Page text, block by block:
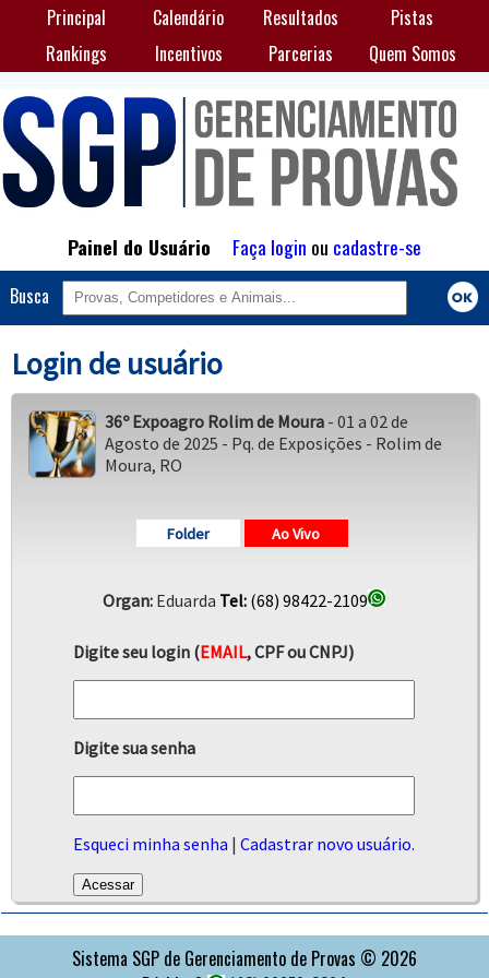
Principal Calendário Resultados
Pistas
Rankings
Incentivos Parcerias Quem Somos
Painel do Usuário Faça login ou cadastre-se
Busca
Login de usuário
36º Expoagro Rolim de Moura- 01 a 02 de
Agosto de 2025 - Pq. de Exposições - Rolim de
Moura, RO
Folder Ao Vivo
Organ: Eduarda Tel: (68) 98422-2109
Digite seu login (EMAIL, CPF ou CNPJ)
Digite sua senha
Esqueci minha senha |Cadastrar novo usuário.
Sistema SGP de Gerenciamento de Provas © 2026